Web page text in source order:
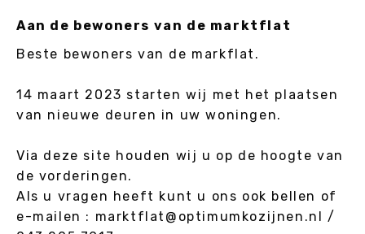
Aan de bewoners van de marktflat
Beste bewoners van de markflat.
14 maart 2023 starten wij met het plaatsen
van nieuwe deuren in uw woningen.
Via deze site houden wij u op de hoogte van
de vorderingen.
Als u vragen heeft kunt u ons ook bellen of
e-mailen : marktflat@optimumkozijnen.nl /